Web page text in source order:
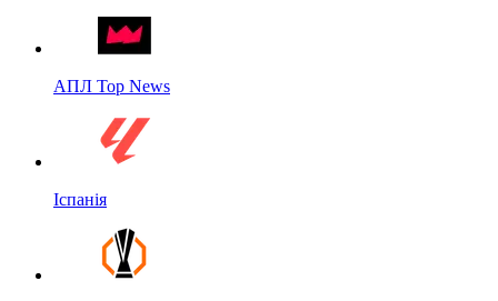
АПЛ Top News
Іспанія